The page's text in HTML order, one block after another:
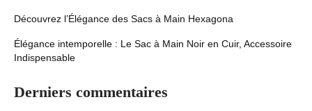
Découvrez l’Élégance des Sacs à Main Hexagona
Élégance intemporelle : Le Sac à Main Noir en Cuir, Accessoire
Indispensable
Derniers commentaires